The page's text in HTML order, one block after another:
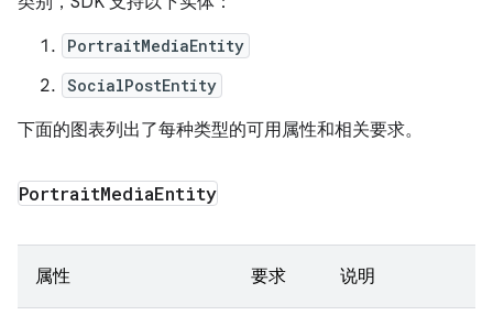
PortraitMediaEntity
SocialPostEntity
下面的图表列出了每种类型的可用属性和相关要求。
PortraitMediaEntity
属性 要求 说明